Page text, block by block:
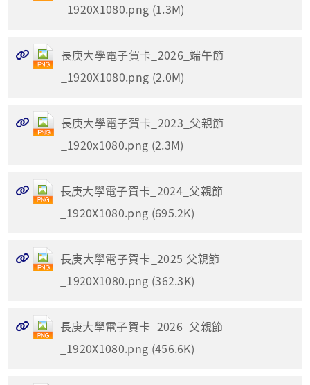
_1920X1080.png (1.3M)
長庚大學電子賀卡_2026_端午節
_1920X1080.png (2.0M)
長庚大學電子賀卡_2023_父親節
_1920x1080.png (2.3M)
長庚大學電子賀卡_2024_父親節
_1920X1080.png (695.2K)
長庚大學電子賀卡_2025 父親節
_1920X1080.png (362.3K)
長庚大學電子賀卡_2026_父親節
_1920X1080.png (456.6K)